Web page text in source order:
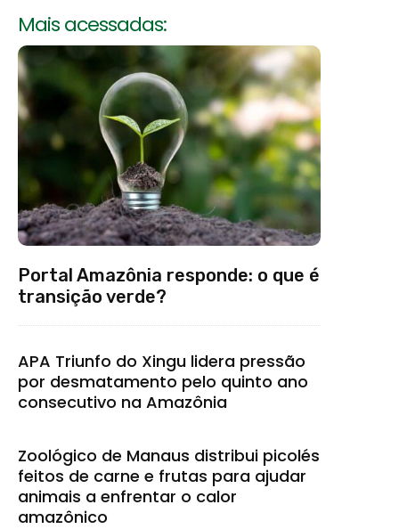
Mais acessadas:
Portal Amazônia responde: o que é
transição verde?
APA Triunfo do Xingu lidera pressão
por desmatamento pelo quinto ano
consecutivo na Amazônia
Zoológico de Manaus distribui picolés
feitos de carne e frutas para ajudar
animais a enfrentar o calor
amazônico